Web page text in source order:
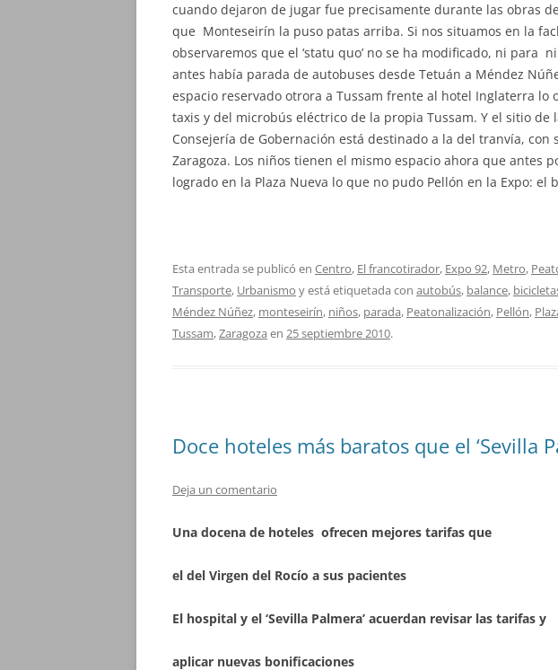
cuando dejaron de jugar fue precisamente durante las obras
que Monteseirín la puso patas arriba. Si nos situamos en la
observaremos que el ‘statu quo’ no se ha modificado, ni para
antes había parada de autobuses desde Tetuán a Méndez
espacio reservado otrora a Tussam frente al hotel Inglaterra lo
taxis y del microbús eléctrico de la propia Tussam. Y el sitio de
Consejería de Gobernación está destinado a la del tranvía, con
Zaragoza. Los niños tienen el mismo espacio ahora que antes
logrado en la Plaza Nueva lo que no pudo Pellón en la Expo: el
Esta entrada se publicó en Centro, El francotirador, Expo 92, Metro,
Transporte, Urbanismo y está etiquetada con autobús, balance,
Méndez Núñez, monteseirín, niños, parada, Peatonalización, Pellón,
Tussam,Zaragoza en 25 septiembre 2010.
Doce hoteles más baratos que el ‘Sevilla
Deja un comentario
Una docena de hoteles ofrecen mejores tarifas que
el del Virgen del Rocío a sus pacientes
El hospital y el ‘Sevilla Palmera’ acuerdan revisar las tarifas y
aplicar nuevas bonificaciones